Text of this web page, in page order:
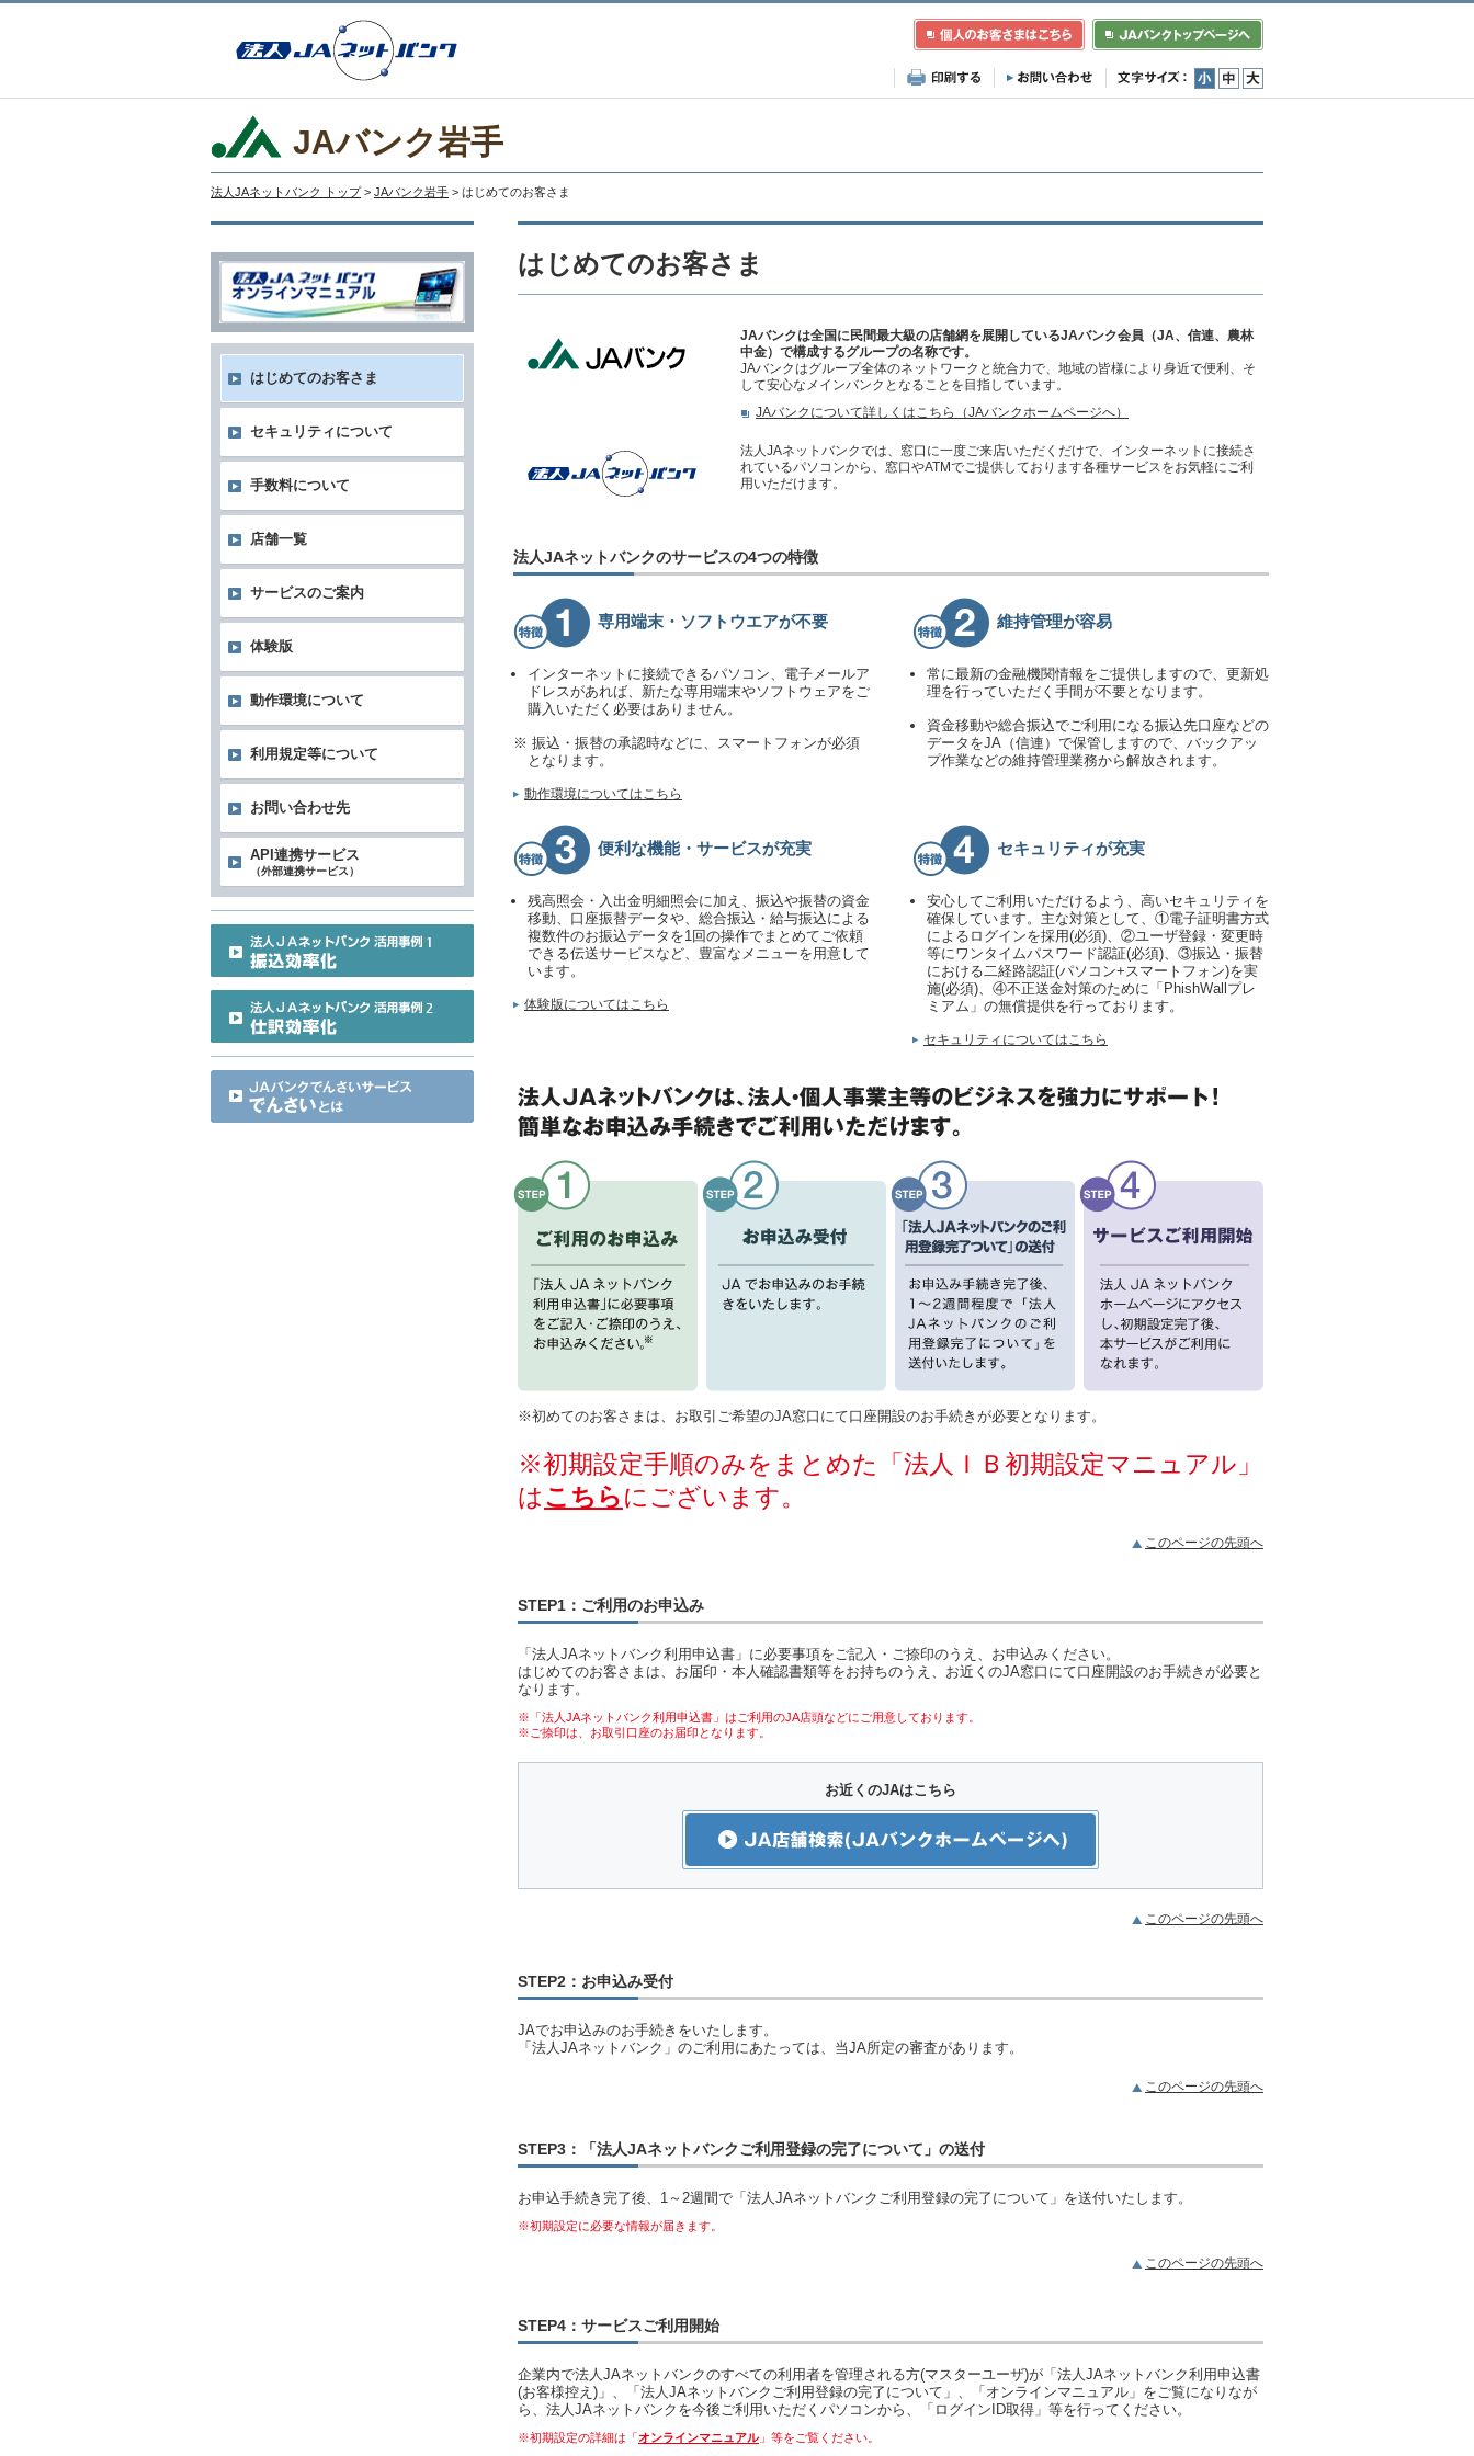
小 中 大
JAバンク岩手
法人JAネットバンク トップ > JAバンク岩手 > はじめてのお客さま
はじめてのお客さま
JAバンクは全国に民間最大級の店舗網を展開しているJAバンク会員（JA、信連、農林
中金）で構成するグループの名称です。
JAバンクはグループ全体のネットワークと統合力で、地域の皆様により身近で便利、そ
して安心なメインバンクとなることを目指しています。
JAバンクについて詳しくはこちら（JAバンクホームページへ）
法人JAネットバンクでは、窓口に一度ご来店いただくだけで、インターネットに接続さ
れているパソコンから、窓口やATMでご提供しております各種サービスをお気軽にご利
用いただけます。
法人JAネットバンクのサービスの4つの特徴
専用端末・ソフトウエアが不要
インターネットに接続できるパソコン、電子メールア
ドレスがあれば、新たな専用端末やソフトウェアをご
購入いただく必要はありません。
※ 振込・振替の承認時などに、スマートフォンが必須
となります。
動作環境についてはこちら
維持管理が容易
常に最新の金融機関情報をご提供しますので、更新処
理を行っていただく手間が不要となります。
資金移動や総合振込でご利用になる振込先口座などの
データをJA（信連）で保管しますので、バックアッ
プ作業などの維持管理業務から解放されます。
便利な機能・サービスが充実
残高照会・入出金明細照会に加え、振込や振替の資金
移動、口座振替データや、総合振込・給与振込による
複数件のお振込データを1回の操作でまとめてご依頼
できる伝送サービスなど、豊富なメニューを用意して
います。
体験版についてはこちら
セキュリティが充実
安心してご利用いただけるよう、高いセキュリティを
確保しています。主な対策として、①電子証明書方式
によるログインを採用(必須)、②ユーザ登録・変更時
等にワンタイムパスワード認証(必須)、③振込・振替
における二経路認証(パソコン+スマートフォン)を実
施(必須)、④不正送金対策のために「PhishWallプレ
ミアム」の無償提供を行っております。
セキュリティについてはこちら
※初めてのお客さまは、お取引ご希望のJA窓口にて口座開設のお手続きが必要となります。
※初期設定手順のみをまとめた「法人ＩＢ初期設定マニュアル」
はこちらにございます。
このページの先頭へ
STEP1：ご利用のお申込み
「法人JAネットバンク利用申込書」に必要事項をご記入・ご捺印のうえ、お申込みください。
はじめてのお客さまは、お届印・本人確認書類等をお持ちのうえ、お近くのJA窓口にて口座開設のお手続きが必要と
なります。
※「法人JAネットバンク利用申込書」はご利用のJA店頭などにご用意しております。
※ご捺印は、お取引口座のお届印となります。
お近くのJAはこちら
このページの先頭へ
STEP2：お申込み受付
JAでお申込みのお手続きをいたします。
「法人JAネットバンク」のご利用にあたっては、当JA所定の審査があります。
このページの先頭へ
STEP3：「法人JAネットバンクご利用登録の完了について」の送付
お申込手続き完了後、1～2週間で「法人JAネットバンクご利用登録の完了について」を送付いたします。
※初期設定に必要な情報が届きます。
このページの先頭へ
STEP4：サービスご利用開始
企業内で法人JAネットバンクのすべての利用者を管理される方(マスターユーザ)が「法人JAネットバンク利用申込書
(お客様控え)」、「法人JAネットバンクご利用登録の完了について」、「オンラインマニュアル」をご覧になりなが
ら、法人JAネットバンクを今後ご利用いただくパソコンから、「ログインID取得」等を行ってください。
※初期設定の詳細は「オンラインマニュアル」等をご覧ください。
はじめてのお客さま
セキュリティについて
手数料について
店舗一覧
サービスのご案内
体験版
動作環境について
利用規定等について
お問い合わせ先
API連携サービス
（外部連携サービス）